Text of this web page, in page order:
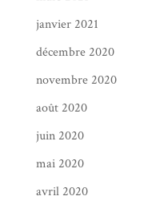
janvier 2021
décembre 2020
novembre 2020
août 2020
juin 2020
mai 2020
avril 2020